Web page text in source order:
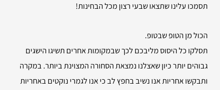
תסמכו עלינו שתצאו שבעי רצון מכל הבחינות!
הכול מן הטופ שבטופ.
תסלקו כל היסוס מליבכם לכך שבמקומות אחרים תשיגו הישגים
גבוהים יותר כיון שאצלנו נמצאת הסחורה המצוינת ביותר. במקרה
ותבקשו אחריות אנו נשיב בחפץ לב כי אנו לגמרי נוקטים באחריות